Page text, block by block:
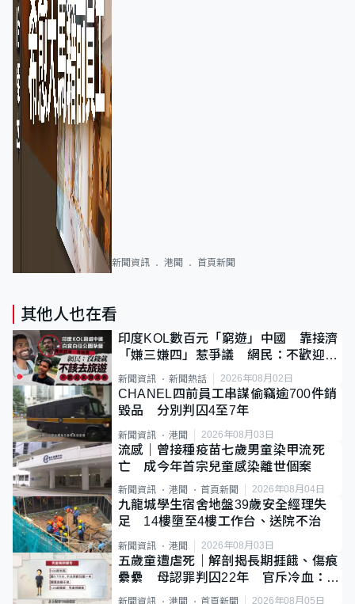
新聞資訊 港聞 首頁新聞
其他人也在看
印度KOL數百元「窮遊」中國 靠接濟
「嫌三嫌四」惹爭議 網民：不歡迎劣
質旅客
新聞資訊 新聞熱話 2026年08月02日
CHANEL四前員工串謀偷竊逾700件銷
毀品 分別判囚4至7年
新聞資訊 港聞 2026年08月03日
流感｜曾接種疫苗七歲男童染甲流死
亡 成今年首宗兒童感染離世個案
新聞資訊 港聞 首頁新聞 2026年08月04日
九龍城學生宿舍地盤39歲安全經理失
足 14樓墮至4樓工作台、送院不治
新聞資訊 港聞 2026年08月03日
五歲童遭虐死｜解剖揭長期捱餓、傷痕
纍纍 母認罪判囚22年 官斥冷血：同
類案最惡劣
新聞資訊 港聞 首頁新聞 2026年08月05日